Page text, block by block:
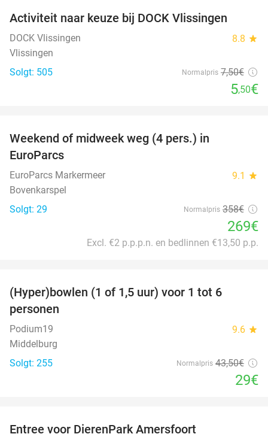
Activiteit naar keuze bij DOCK Vlissingen
DOCK Vlissingen 8.8 star
Vlissingen
Solgt: 505
Normalpris 7,50€
5,50€
Weekend of midweek weg (4 pers.) in
EuroParcs
EuroParcs Markermeer 9.1 star
Bovenkarspel
Solgt: 29
Normalpris 358€
269€
Excl. €2 p.p.p.n. en bedlinnen €13,50 p.p.
(Hyper)bowlen (1 of 1,5 uur) voor 1 tot 6
personen
Podium19 9.6 star
Middelburg
Solgt: 255
Normalpris 43,50€
29€
Entree voor DierenPark Amersfoort